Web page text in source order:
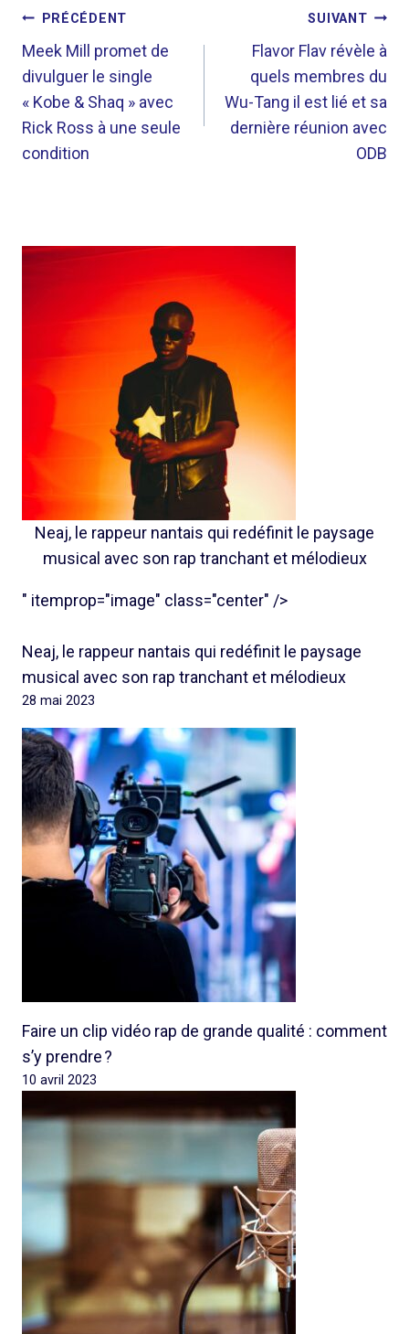
NAVIGATION
DE
L’ARTICLE
PRÉCÉDENT
Meek Mill promet de
divulguer le single
« Kobe & Shaq » avec
Rick Ross à une seule
condition
SUIVANT
Flavor Flav révèle à
quels membres du
Wu-Tang il est lié et sa
dernière réunion avec
ODB
Neaj, le rappeur nantais qui redéfinit le paysage
musical avec son rap tranchant et mélodieux
" itemprop="image" class="center" />
Neaj, le rappeur nantais qui redéfinit le paysage
musical avec son rap tranchant et mélodieux
28 mai 2023
Faire un clip vidéo rap de grande qualité : comment
s’y prendre ?
10 avril 2023